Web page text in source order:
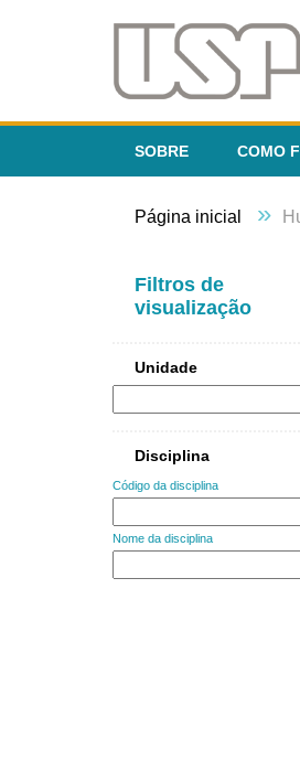
SOBRE COMO
Página inicial »
Filtros de
visualização
Unidade
Disciplina
Código da disciplina
Nome da disciplina